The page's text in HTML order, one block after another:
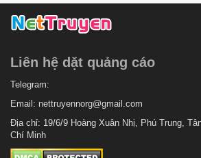
Liên hệ dặt quảng cáo
Telegram:
Email: nettruyennorg@gmail.com
Địa chỉ: 19/6/9 Hoàng Xuân Nhị, Phú Trung,
Chí Minh